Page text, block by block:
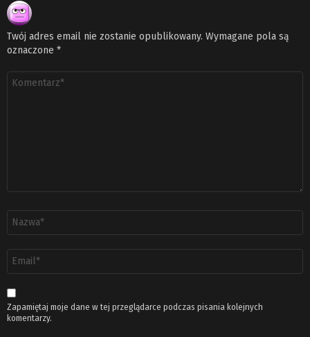
Twój adres email nie zostanie opublikowany. Wymagane pola są
oznaczone *
email
*
Zapamiętaj moje dane w tej przeglądarce podczas pisania kolejnych
komentarzy.